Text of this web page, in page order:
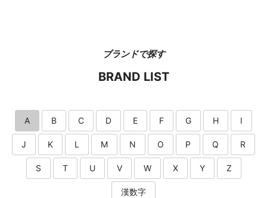
ブランドで探す
BRAND LIST
A B C D E F G H I
J K L M N O P Q R
S T U V W X Y Z
漢数字